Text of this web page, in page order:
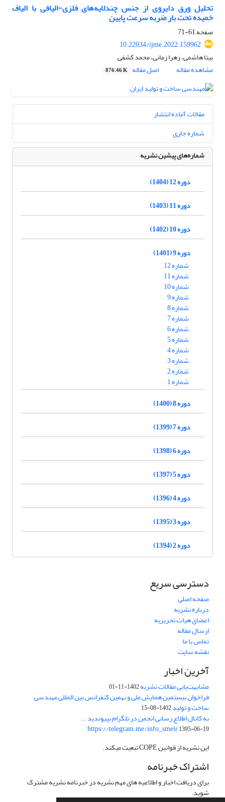
تحلیل ورق دایروی از جنس چندلایه‌های فلزی-الیافی با الیاف
خمیده تحت بار ضربه سرعت پایین
صفحه61-71
10.22034/ijme.2022.159962
بیتا هاشمی، زهرا زمانی، محمد کشفی
مشاهده مقاله
اصل مقاله 876.46 K
مقالات آماده انتشار
شماره جاری
شماره‌های پیشین نشریه
دوره 12 (1404)
دوره 11 (1403)
دوره 10 (1402)
دوره 9 (1401)
شماره 12
شماره 11
شماره 10
شماره 9
شماره 8
شماره 7
شماره 6
شماره 5
شماره 4
شماره 3
شماره 2
شماره 1
دوره 8 (1400)
دوره 7 (1399)
دوره 6 (1398)
دوره 5 (1397)
دوره 4 (1396)
دوره 3 (1395)
دوره 2 (1394)
دسترسی سریع
صفحه اصلی
درباره نشریه
اعضای هیات تحریریه
ارسال مقاله
تماس با ما
نقشه سایت
آخرین اخبار
مشابهت‌یابی مقالات نشریه1402-11-01
فراخوان بیستمین همایش ملی و نهمین کنفرانس بین المللی مهندسی
ساخت و تولید1402-08-15
به کانال اطلاع رسانی انجمن در تلگرام بپیوندید ...
https://telegram.me/info_smeir1395-06-19
این نشریه از قوانین COPE تبعیت میکند.
اشتراک خبرنامه
برای دریافت اخبار و اطلاعیه های مهم نشریه در خبرنامه نشریه مشترک
شوید.